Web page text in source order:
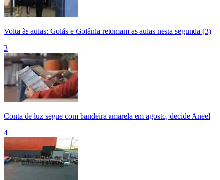
Volta às aulas: Goiás e Goiânia retomam as aulas nesta segunda (3)
3
Conta de luz segue com bandeira amarela em agosto, decide Aneel
4